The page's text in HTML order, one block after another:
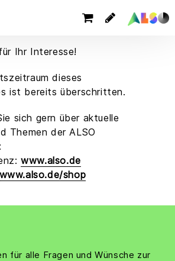
Ihr Interesse!
dieses
ist bereits überschritten.
sich gern über aktuelle
Themen der ALSO
www.also.de
www.also.de/shop
für alle Fragen und Wünsche zur